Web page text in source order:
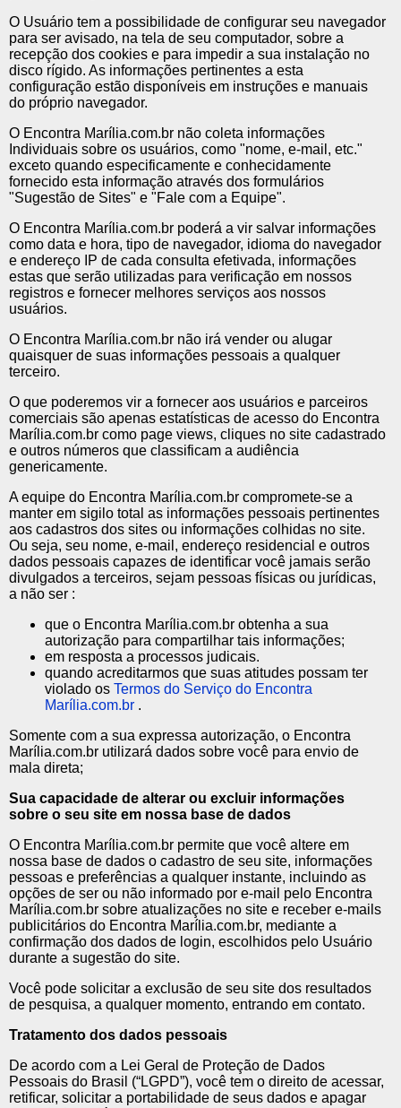
O Usuário tem a possibilidade de configurar seu navegador
para ser avisado, na tela de seu computador, sobre a
recepção dos cookies e para impedir a sua instalação no
disco rígido. As informações pertinentes a esta
configuração estão disponíveis em instruções e manuais
do próprio navegador.
O Encontra Marília.com.br não coleta informações
Individuais sobre os usuários, como "nome, e-mail, etc."
exceto quando especificamente e conhecidamente
fornecido esta informação através dos formulários
"Sugestão de Sites" e "Fale com a Equipe".
O Encontra Marília.com.br poderá a vir salvar informações
como data e hora, tipo de navegador, idioma do navegador
e endereço IP de cada consulta efetivada, informações
estas que serão utilizadas para verificação em nossos
registros e fornecer melhores serviços aos nossos
usuários.
O Encontra Marília.com.br não irá vender ou alugar
quaisquer de suas informações pessoais a qualquer
terceiro.
O que poderemos vir a fornecer aos usuários e parceiros
comerciais são apenas estatísticas de acesso do Encontra
Marília.com.br como page views, cliques no site cadastrado
e outros números que classificam a audiência
genericamente.
A equipe do Encontra Marília.com.br compromete-se a
manter em sigilo total as informações pessoais pertinentes
aos cadastros dos sites ou informações colhidas no site.
Ou seja, seu nome, e-mail, endereço residencial e outros
dados pessoais capazes de identificar você jamais serão
divulgados a terceiros, sejam pessoas físicas ou jurídicas,
a não ser :
que o Encontra Marília.com.br obtenha a sua
autorização para compartilhar tais informações;
em resposta a processos judicais.
quando acreditarmos que suas atitudes possam ter
violado os Termos do Serviço do Encontra
Marília.com.br .
Somente com a sua expressa autorização, o Encontra
Marília.com.br utilizará dados sobre você para envio de
mala direta;
Sua capacidade de alterar ou excluir informações
sobre o seu site em nossa base de dados
O Encontra Marília.com.br permite que você altere em
nossa base de dados o cadastro de seu site, informações
pessoas e preferências a qualquer instante, incluindo as
opções de ser ou não informado por e-mail pelo Encontra
Marília.com.br sobre atualizações no site e receber e-mails
publicitários do Encontra Marília.com.br, mediante a
confirmação dos dados de login, escolhidos pelo Usuário
durante a sugestão do site.
Você pode solicitar a exclusão de seu site dos resultados
de pesquisa, a qualquer momento, entrando em contato.
Tratamento dos dados pessoais
De acordo com a Lei Geral de Proteção de Dados
Pessoais do Brasil (“LGPD”), você tem o direito de acessar,
retificar, solicitar a portabilidade de seus dados e apagar